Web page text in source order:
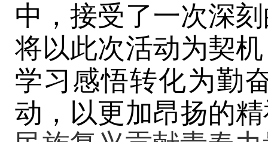
中，接受了一次深
将以此次活动为契
学习感悟转化为勤
动，以更加昂扬的